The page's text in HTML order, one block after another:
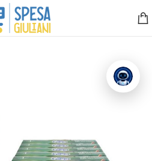
qui e ti richiamiamo noi